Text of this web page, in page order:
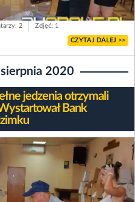
2 Zdjęć: 1
CZYTAJ DALEJ >>
2020
jedzenia otrzymali
Bank